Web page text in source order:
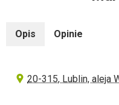
Opis Opinie
20-315, Lublin, aleja